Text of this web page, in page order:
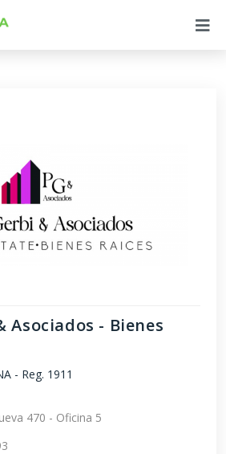
Asociados - Bienes
- Reg. 1911
470 - Oficina 5